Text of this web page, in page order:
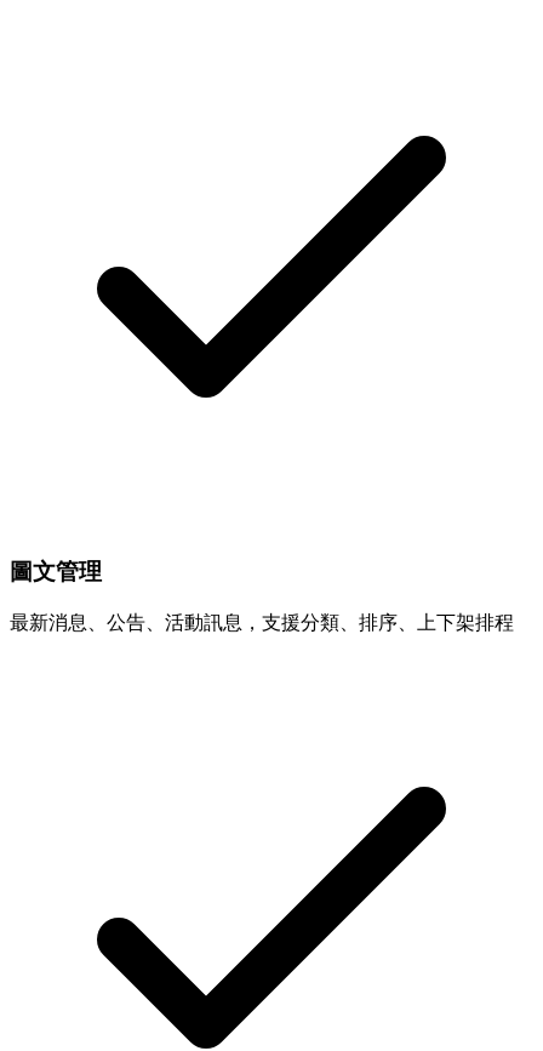
圖文管理
最新消息、公告、活動訊息，支援分類、排序、上下架排程